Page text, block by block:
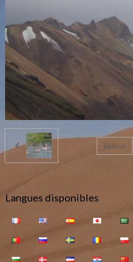
Retour
Langues disponibles